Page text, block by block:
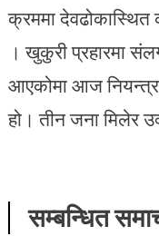
क्रममा देवढोकास्थित
। खुकुरी प्रहारमा
आएकोमा आज
हो। तीन जना मिलेर
सम्बन्धित